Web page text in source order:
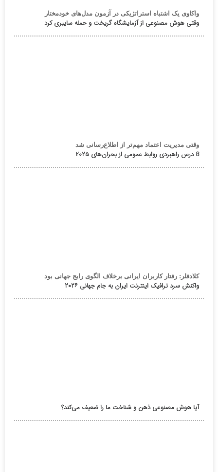
واکاوی یک اشتباه استراتژیکی در آزمون مدل‌های خودمختار
وقتی هوش مصنوعی از آزمایشگاه گریخت و حمله سایبری کرد
وقتی مدیریت اعتماد مهم‌تر از اطلاع‌رسانی شد
8 درس راهبردی روابط عمومی از بحران‌های ۲۰۲۵
کلادفلر: رفتار کاربران ایرانی برخلاف الگوی رایج جهانی بود
واکنش سرد ترافیک اینترنت ایران به جام جهانی ۲۰۲۶
آیا هوش مصنوعی ذهن و شناخت ما را ضعیف می‌کند؟